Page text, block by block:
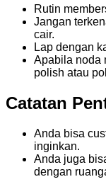
Rutin
Jangan
cair.
Lap dengan
Apabila noda
polish atau
Catatan
Anda bisa
inginkan.
Anda juga
dengan